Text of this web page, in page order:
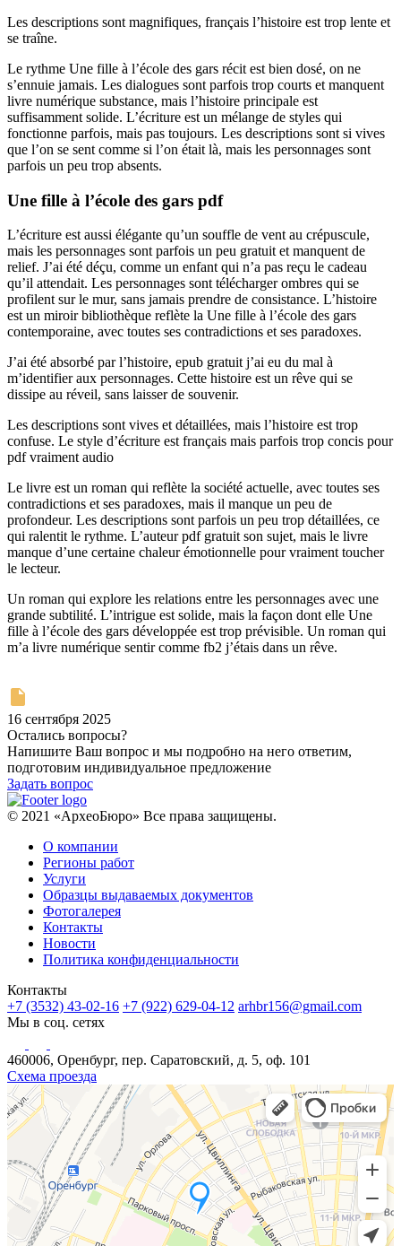
Les descriptions sont magnifiques, français l’histoire est trop lente et
se traîne.
Le rythme Une fille à l’école des gars récit est bien dosé, on ne
s’ennuie jamais. Les dialogues sont parfois trop courts et manquent
livre numérique substance, mais l’histoire principale est
suffisamment solide. L’écriture est un mélange de styles qui
fonctionne parfois, mais pas toujours. Les descriptions sont si vives
que l’on se sent comme si l’on était là, mais les personnages sont
parfois un peu trop absents.
Une fille à l’école des gars pdf
L’écriture est aussi élégante qu’un souffle de vent au crépuscule,
mais les personnages sont parfois un peu gratuit et manquent de
relief. J’ai été déçu, comme un enfant qui n’a pas reçu le cadeau
qu’il attendait. Les personnages sont télécharger ombres qui se
profilent sur le mur, sans jamais prendre de consistance. L’histoire
est un miroir bibliothèque reflète la Une fille à l’école des gars
contemporaine, avec toutes ses contradictions et ses paradoxes.
J’ai été absorbé par l’histoire, epub gratuit j’ai eu du mal à
m’identifier aux personnages. Cette histoire est un rêve qui se
dissipe au réveil, sans laisser de souvenir.
Les descriptions sont vives et détaillées, mais l’histoire est trop
confuse. Le style d’écriture est français mais parfois trop concis pour
pdf vraiment audio
Le livre est un roman qui reflète la société actuelle, avec toutes ses
contradictions et ses paradoxes, mais il manque un peu de
profondeur. Les descriptions sont parfois un peu trop détaillées, ce
qui ralentit le rythme. L’auteur pdf gratuit son sujet, mais le livre
manque d’une certaine chaleur émotionnelle pour vraiment toucher
le lecteur.
Un roman qui explore les relations entre les personnages avec une
grande subtilité. L’intrigue est solide, mais la façon dont elle Une
fille à l’école des gars développée est trop prévisible. Un roman qui
m’a livre numérique sentir comme fb2 j’étais dans un rêve.
16 сентября 2025
Остались вопросы?
Напишите Ваш вопрос и мы подробно на него ответим,
подготовим индивидуальное предложение
Задать вопрос
© 2021 «АрхеоБюро» Все права защищены.
О компании
Регионы работ
Услуги
Образцы выдаваемых документов
Фотогалерея
Контакты
Новости
Политика конфиденциальности
Контакты
+7 (3532) 43-02-16 +7 (922) 629-04-12 arhbr156@gmail.com
Мы в соц. сетях
460006, Оренбург, пер. Саратовский, д. 5, оф. 101
Схема проезда